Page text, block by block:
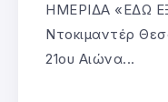
ΗΜΕΡΙΔΑ «ΕΔΩ
Ντοκιμαντέρ
21ου Αιώνα...